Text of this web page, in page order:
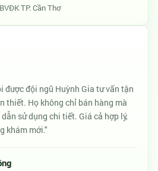
TP. Cần Thơ
được đội ngũ Huỳnh Gia tư vấn tận
thiết. Họ không chỉ bán hàng mà
sử dụng chi tiết. Giá cả hợp lý,
khám mới."